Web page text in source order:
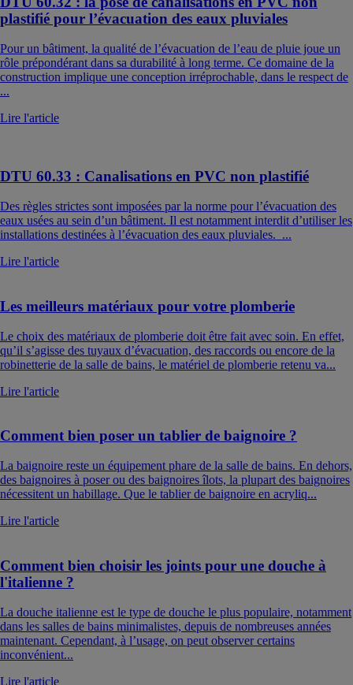
plastifié pour l’évacuation des eaux pluviales
Pour un bâtiment, la qualité de l’évacuation de l’eau de pluie joue un
rôle prépondérant dans sa durabilité à long terme. Ce domaine de la
construction implique une conception irréprochable, dans le respect de
...
Lire l'article
DTU 60.33 : Canalisations en PVC non plastifié
Des règles strictes sont imposées par la norme pour l’évacuation des
eaux usées au sein d’un bâtiment. Il est notamment interdit d’utiliser les
installations destinées à l’évacuation des eaux pluviales. ...
Lire l'article
Les meilleurs matériaux pour votre plomberie
Le choix des matériaux de plomberie doit être fait avec soin. En effet,
qu’il s’agisse des tuyaux d’évacuation, des raccords ou encore de la
robinetterie de la salle de bains, le matériel de plomberie retenu va...
Lire l'article
Comment bien poser un tablier de baignoire ?
La baignoire reste un équipement phare de la salle de bains. En dehors,
des baignoires à poser ou des baignoires îlots, la plupart des baignoires
nécessitent un habillage. Que le tablier de baignoire en acryliq...
Lire l'article
Comment bien choisir les joints pour une douche à
l'italienne ?
La douche italienne est le type de douche le plus populaire, notamment
dans les salles de bains minimalistes, depuis de nombreuses années
maintenant. Cependant, à l’usage, on peut observer certains
inconvénient...
Lire l'article